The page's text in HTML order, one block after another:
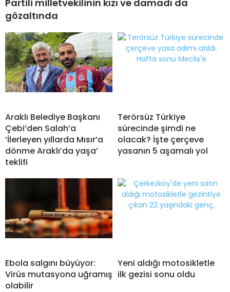
Partili milletvekilinin kızı ve damadı da
gözaltında
Araklı Belediye Başkanı
Çebi’den Salah’a
‘İlerleyen yıllarda Mısır’a
dönme Araklı’da yaşa’
teklifi
Terörsüz Türkiye
sürecinde şimdi ne
olacak? İşte çerçeve
yasanın 5 aşamalı yol
Ebola salgını büyüyor:
Virüs mutasyona uğramış
olabilir
Yeni aldığı motosikletle
ilk gezisi sonu oldu